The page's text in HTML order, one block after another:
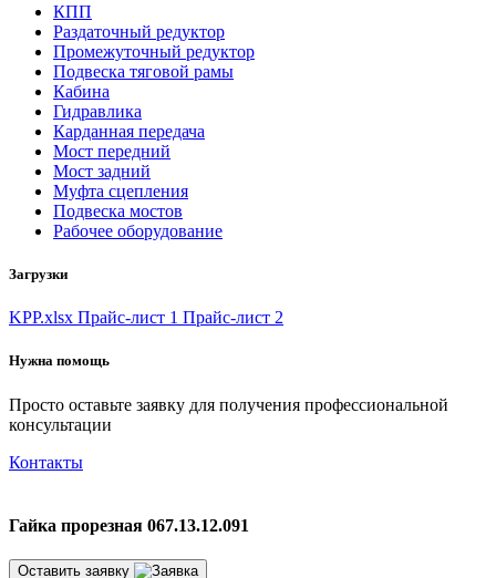
КПП
Раздаточный редуктор
Промежуточный редуктор
Подвеска тяговой рамы
Кабина
Гидравлика
Карданная передача
Мост передний
Мост задний
Муфта сцепления
Подвеска мостов
Рабочее оборудование
Загрузки
KPP.xlsx Прайс-лист 1 Прайс-лист 2
Нужна помощь
Просто оставьте заявку для получения профессиональной
консультации
Контакты
Гайка прорезная 067.13.12.091
Оставить заявку